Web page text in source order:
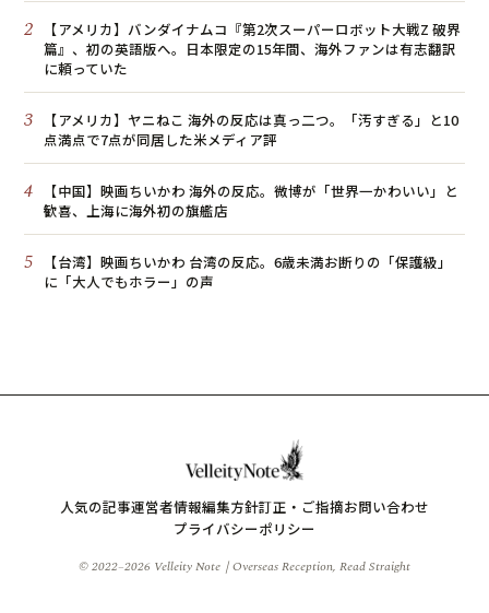
2
【アメリカ】バンダイナムコ『第2次スーパーロボット大戦Z 破界
篇』、初の英語版へ。日本限定の15年間、海外ファンは有志翻訳
に頼っていた
3
【アメリカ】ヤニねこ 海外の反応は真っ二つ。「汚すぎる」と10
点満点で7点が同居した米メディア評
4
【中国】映画ちいかわ 海外の反応。微博が「世界一かわいい」と
歓喜、上海に海外初の旗艦店
5
【台湾】映画ちいかわ 台湾の反応。6歳未満お断りの「保護級」
に「大人でもホラー」の声
人気の記事運営者情報編集方針訂正・ご指摘お問い合わせ
プライバシーポリシー
© 2022–2026 Velleity Note｜Overseas Reception, Read Straight